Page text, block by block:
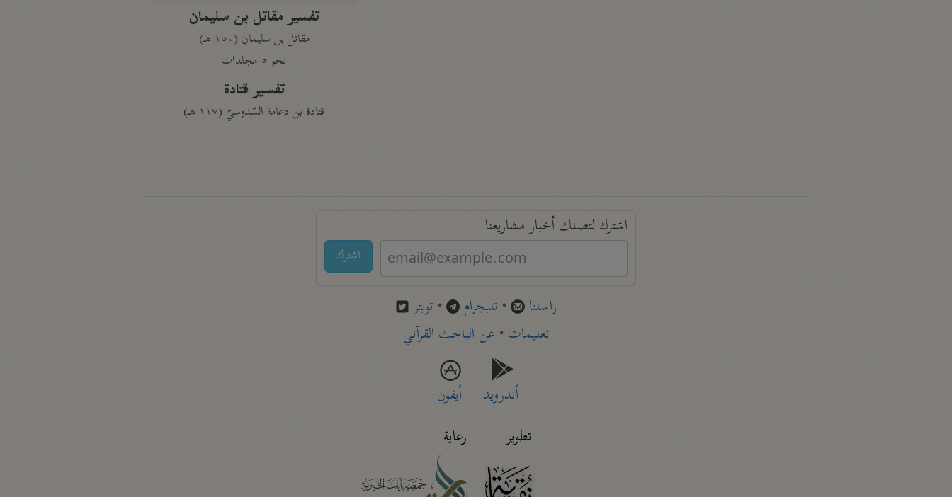
تفسير مقاتل بن سليمان
مقاتل بن سليمان (١٥٠ هـ)
نحو ٥ مجلدات
تفسير قتادة
قتادة بن دعامة السّدوسيّ (١١٧ هـ)
اشترك لتصلك أخبار مشاريعنا
اشترك
راسلنا • تليجرام • تويتر
تعليمات• عن الباحث القرآني
أندرويد
أيفون
تطوير
رعاية